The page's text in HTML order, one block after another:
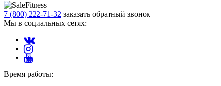
7 (800) 222-71-32 заказать обратный звонок
Мы в социальных сетях:
Время работы: